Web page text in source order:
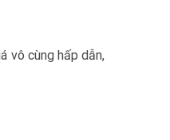
vô cùng hấp dẫn,